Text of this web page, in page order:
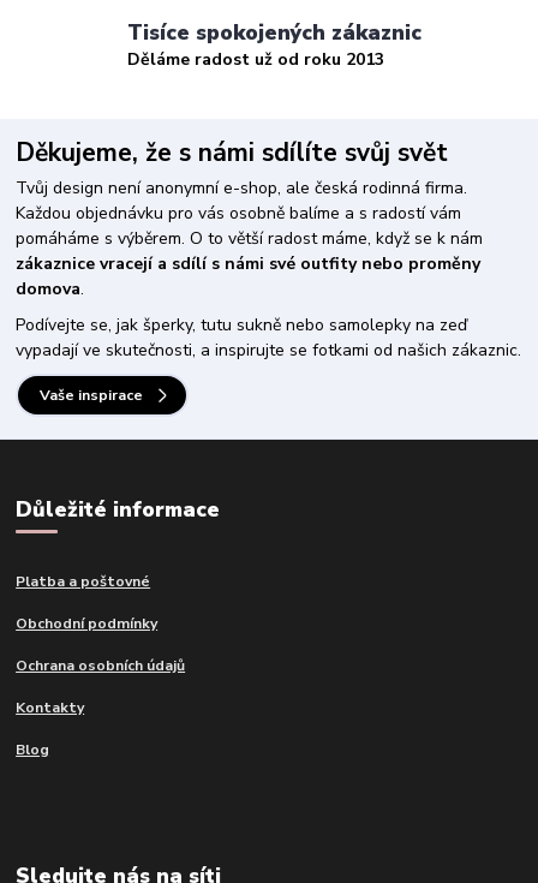
Tisíce spokojených zákaznic
Děláme radost už od roku 2013
Děkujeme, že s námi sdílíte svůj svět
Tvůj design není anonymní e-shop, ale česká rodinná firma.
Každou objednávku pro vás osobně balíme a s radostí vám
pomáháme s výběrem. O to větší radost máme, když se k nám
zákaznice vracejí a sdílí s námi své outfity nebo proměny
domova.
Podívejte se, jak šperky, tutu sukně nebo samolepky na zeď
vypadají ve skutečnosti, a inspirujte se fotkami od našich zákaznic.
Vaše inspirace
Důležité informace
Platba a poštovné
Obchodní podmínky
Ochrana osobních údajů
Kontakty
Blog
Sledujte nás na síti